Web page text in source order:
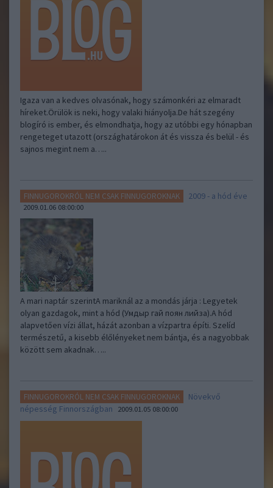
Igaza van a kedves olvasónak, hogy számonkéri az elmaradt
híreket.Örülök is neki, hogy valaki hiányolja.De hát szegény
blogíró is ember, és elmondhatja, hogy az utóbbi egy hónapban
rengeteget utazott (országhatárokon át és vissza és belül - és
sajnos megint nem a…..
FINNUGOROKRÓL NEM CSAK FINNUGOROKNAK 2009 - a hód éve
2009.01.06 08:00:00
A mari naptár szerintA mariknál az a mondás járja : Legyetek
olyan gazdagok, mint a hód (Умдыр гай поян лийза).A hód
alapvetően vízi állat, házát azonban a vízpartra építi. Szelíd
természetű, a kisebb élőlényeket nem bántja, és a nagyobbak
között sem akadnak…..
FINNUGOROKRÓL NEM CSAK FINNUGOROKNAK
Növekvő
népesség Finnországban
2009.01.05 08:00:00